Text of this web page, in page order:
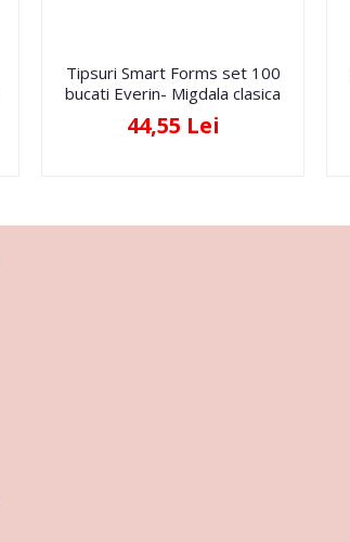
Tipsuri Smart Forms set 100
bucati Everin- Migdala clasica
44,55 Lei